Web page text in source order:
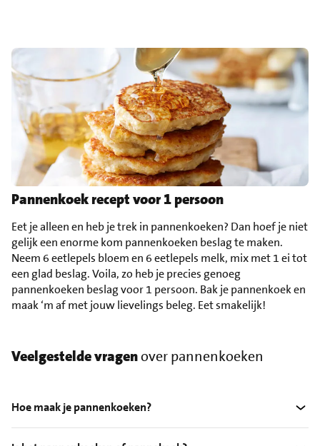
Pannenkoek recept voor 1 persoon
Eet je alleen en heb je trek in pannenkoeken? Dan hoef je niet
gelijk een enorme kom pannenkoeken beslag te maken.
Neem 6 eetlepels bloem en 6 eetlepels melk, mix met 1 ei tot
een glad beslag. Voila, zo heb je precies genoeg
pannenkoeken beslag voor 1 persoon. Bak je pannenkoek en
maak ‘m af met jouw lievelings beleg. Eet smakelijk!
Veelgestelde vragenover pannenkoeken
Hoe maak je pannenkoeken?